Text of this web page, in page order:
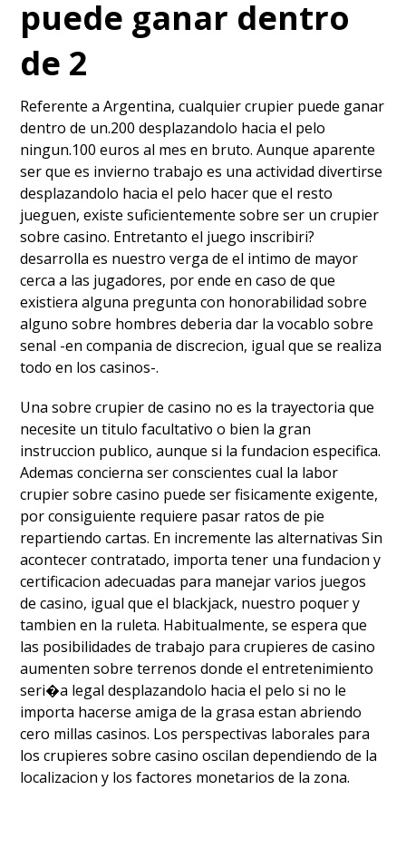
puede ganar dentro
de 2
Referente a Argentina, cualquier crupier puede ganar
dentro de un.200 desplazandolo hacia el pelo
ningun.100 euros al mes en bruto. Aunque aparente
ser que es invierno trabajo es una actividad divertirse
desplazandolo hacia el pelo hacer que el resto
jueguen, existe suficientemente sobre ser un crupier
sobre casino. Entretanto el juego inscribiri?
desarrolla es nuestro verga de el intimo de mayor
cerca a las jugadores, por ende en caso de que
existiera alguna pregunta con honorabilidad sobre
alguno sobre hombres deberia dar la vocablo sobre
senal -en compania de discrecion, igual que se realiza
todo en los casinos-.
Una sobre crupier de casino no es la trayectoria que
necesite un titulo facultativo o bien la gran
instruccion publico, aunque si la fundacion especifica.
Ademas concierna ser conscientes cual la labor
crupier sobre casino puede ser fisicamente exigente,
por consiguiente requiere pasar ratos de pie
repartiendo cartas. En incremente las alternativas Sin
acontecer contratado, importa tener una fundacion y
certificacion adecuadas para manejar varios juegos
de casino, igual que el blackjack, nuestro poquer y
tambien en la ruleta. Habitualmente, se espera que
las posibilidades de trabajo para crupieres de casino
aumenten sobre terrenos donde el entretenimiento
seri�a legal desplazandolo hacia el pelo si no le
importa hacerse amiga de la grasa estan abriendo
cero millas casinos. Los perspectivas laborales para
los crupieres sobre casino oscilan dependiendo de la
localizacion y los factores monetarios de la zona.